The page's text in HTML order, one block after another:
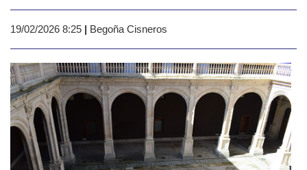
19/02/2026 8:25 | Begoña Cisneros